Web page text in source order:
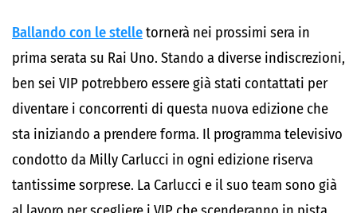
Ballando con le stelletornerà nei prossimi sera in
prima serata su Rai Uno. Stando a diverse indiscrezioni,
ben sei VIP potrebbero essere già stati contattati per
diventare i concorrenti di questa nuova edizione che
sta iniziando a prendere forma. Il programma televisivo
condotto da Milly Carlucci in ogni edizione riserva
tantissime sorprese. La Carlucci e il suo team sono già